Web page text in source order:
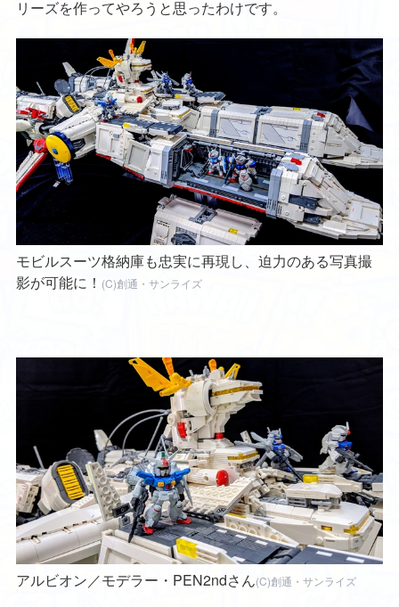
リーズを作ってやろうと思ったわけです。
モビルスーツ格納庫も忠実に再現し、迫力のある写真撮
影が可能に！ (C)創通・サンライズ
アルビオン／モデラー・PEN2ndさん(C)創通・サンライズ